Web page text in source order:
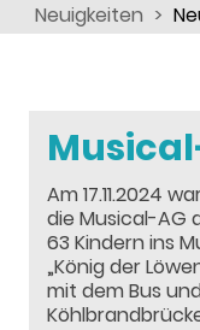
Neuigkeiten
Am 17.11.2024
die Musical-AG
63 Kindern ins
„König der
mit dem Bus